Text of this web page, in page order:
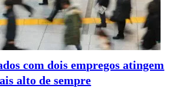
com dois empregos atingem
alto de sempre